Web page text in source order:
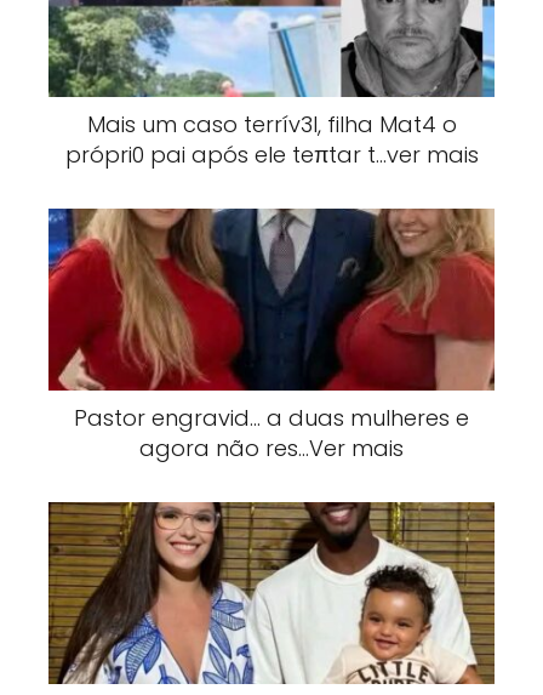
Mais um caso terrív3l, filha Mat4 o
própri0 pai após ele teπtar t…ver mais
Pastor engravid… a duas mulheres e
agora não res…Ver mais